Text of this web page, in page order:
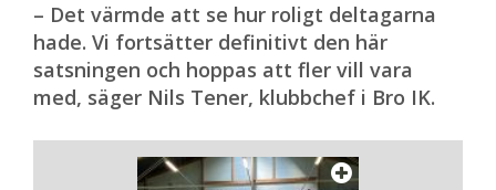
– Det värmde att se hur roligt deltagarna
hade. Vi fortsätter definitivt den här
satsningen och hoppas att fler vill vara
med, säger Nils Tener, klubbchef i Bro IK.